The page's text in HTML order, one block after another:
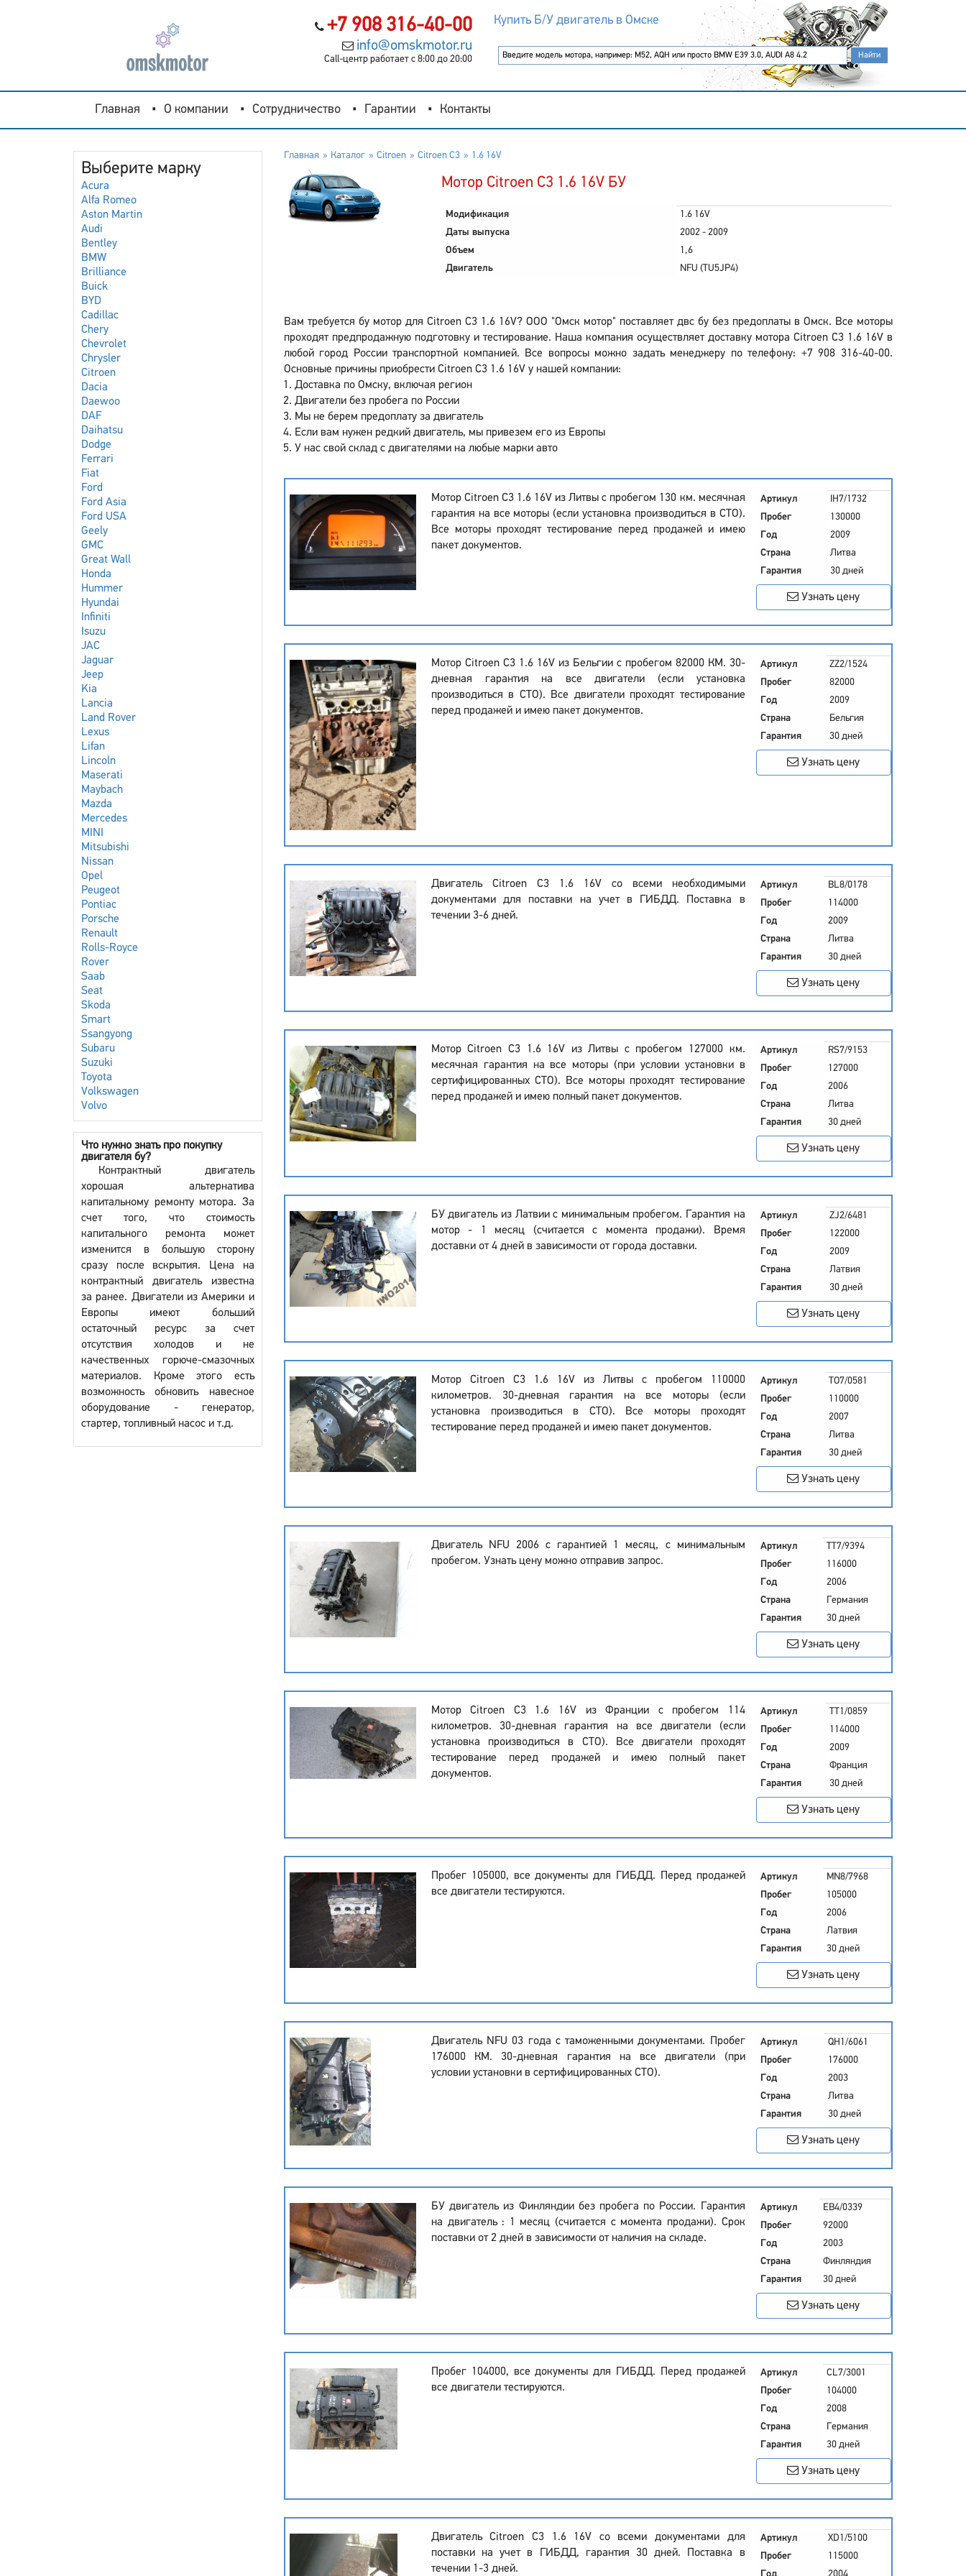
+7 908 316-40-00
info@omskmotor.ru
Call-центр работает с 8:00 до 20:00
Купить Б/У двигатель в Омске
Главная О компании Сотрудничество Гарантии Контакты
Выберите марку
Acura
Alfa Romeo
Aston Martin
Audi
Bentley
BMW
Brilliance
Buick
BYD
Cadillac
Chery
Chevrolet
Chrysler
Citroen
Dacia
Daewoo
DAF
Daihatsu
Dodge
Ferrari
Fiat
Ford
Ford Asia
Ford USA
Geely
GMC
Great Wall
Honda
Hummer
Hyundai
Infiniti
Isuzu
JAC
Jaguar
Jeep
Kia
Lancia
Land Rover
Lexus
Lifan
Lincoln
Maserati
Maybach
Mazda
Mercedes
MINI
Mitsubishi
Nissan
Opel
Peugeot
Pontiac
Porsche
Renault
Rolls-Royce
Rover
Saab
Seat
Skoda
Smart
Ssangyong
Subaru
Suzuki
Toyota
Volkswagen
Volvo
Что нужно знать про покупку
двигателя бу?
Контрактный двигатель
хорошая альтернатива
капитальному ремонту мотора. За
счет того, что стоимость
капитального ремонта может
изменится в большую сторону
сразу после вскрытия. Цена на
контрактный двигатель известна
за ранее. Двигатели из Америки и
Европы имеют больший
остаточный ресурс за счет
отсутствия холодов и не
качественных горюче-смазочных
материалов. Кроме этого есть
возможность обновить навесное
оборудование - генератор,
стартер, топливный насос и т.д.
Главная Каталог Citroen Citroen C3 1.6 16V
Мотор Citroen C3 1.6 16V БУ
Модификация
1.6 16V
Даты выпуска
2002 - 2009
Объем
1,6
Двигатель
NFU (TU5JP4)
Вам требуется бу мотор для Citroen C3 1.6 16V? ООО "Омск мотор" поставляет двс бу без предоплаты в Омск. Все моторы
проходят предпродажную подготовку и тестирование. Наша компания осуществляет доставку мотора Citroen C3 1.6 16V в
любой город России транспортной компанией. Все вопросы можно задать менеджеру по телефону: +7 908 316-40-00.
Основные причины приобрести Citroen C3 1.6 16V у нашей компании:
Доставка по Омску, включая регион
Двигатели без пробега по России
Мы не берем предоплату за двигатель
Если вам нужен редкий двигатель, мы привезем его из Европы
У нас свой склад с двигателями на любые марки авто
Мотор Citroen C3 1.6 16V из Литвы с пробегом 130 км. месячная
гарантия на все моторы (если установка производиться в СТО).
Все моторы проходят тестирование перед продажей и имею
пакет документов.
Артикул
IH7/1732
Пробег
130000
Год
2009
Страна
Литва
Гарантия
30 дней
Узнать цену
Мотор Citroen C3 1.6 16V из Бельгии с пробегом 82000 КМ. 30-
дневная гарантия на все двигатели (если установка
производиться в СТО). Все двигатели проходят тестирование
перед продажей и имею пакет документов.
Артикул
ZZ2/1524
Пробег
82000
Год
2009
Страна
Бельгия
Гарантия
30 дней
Узнать цену
Двигатель Citroen C3 1.6 16V со всеми необходимыми
документами для поставки на учет в ГИБДД. Поставка в
течении 3-6 дней.
Артикул
BL8/0178
Пробег
114000
Год
2009
Страна
Литва
Гарантия
30 дней
Узнать цену
Мотор Citroen C3 1.6 16V из Литвы с пробегом 127000 км.
месячная гарантия на все моторы (при условии установки в
сертифицированных СТО). Все моторы проходят тестирование
перед продажей и имею полный пакет документов.
Артикул
RS7/9153
Пробег
127000
Год
2006
Страна
Литва
Гарантия
30 дней
Узнать цену
БУ двигатель из Латвии с минимальным пробегом. Гарантия на
мотор - 1 месяц (считается с момента продажи). Время
доставки от 4 дней в зависимости от города доставки.
Артикул
ZJ2/6481
Пробег
122000
Год
2009
Страна
Латвия
Гарантия
30 дней
Узнать цену
Мотор Citroen C3 1.6 16V из Литвы с пробегом 110000
километров. 30-дневная гарантия на все моторы (если
установка производиться в СТО). Все моторы проходят
тестирование перед продажей и имею пакет документов.
Артикул
TO7/0581
Пробег
110000
Год
2007
Страна
Литва
Гарантия
30 дней
Узнать цену
Двигатель NFU 2006 с гарантией 1 месяц, с минимальным
пробегом. Узнать цену можно отправив запрос.
Артикул
TT7/9394
Пробег
116000
Год
2006
Страна
Германия
Гарантия
30 дней
Узнать цену
Мотор Citroen C3 1.6 16V из Франции с пробегом 114
километров. 30-дневная гарантия на все двигатели (если
установка производиться в СТО). Все двигатели проходят
тестирование перед продажей и имею полный пакет
документов.
Артикул
TT1/0859
Пробег
114000
Год
2009
Страна
Франция
Гарантия
30 дней
Узнать цену
Пробег 105000, все документы для ГИБДД. Перед продажей
все двигатели тестируются.
Артикул
MN8/7968
Пробег
105000
Год
2006
Страна
Латвия
Гарантия
30 дней
Узнать цену
Двигатель NFU 03 года с таможенными документами. Пробег
176000 КМ. 30-дневная гарантия на все двигатели (при
условии установки в сертифицированных СТО).
Артикул
QH1/6061
Пробег
176000
Год
2003
Страна
Литва
Гарантия
30 дней
Узнать цену
БУ двигатель из Финляндии без пробега по России. Гарантия
на двигатель : 1 месяц (считается с момента продажи). Срок
поставки от 2 дней в зависимости от наличия на складе.
Артикул
EB4/0339
Пробег
92000
Год
2003
Страна
Финляндия
Гарантия
30 дней
Узнать цену
Пробег 104000, все документы для ГИБДД. Перед продажей
все двигатели тестируются.
Артикул
CL7/3001
Пробег
104000
Год
2008
Страна
Германия
Гарантия
30 дней
Узнать цену
Двигатель Citroen C3 1.6 16V со всеми документами для
поставки на учет в ГИБДД, гарантия 30 дней. Поставка в
течении 1-3 дней.
Артикул
XD1/5100
Пробег
115000